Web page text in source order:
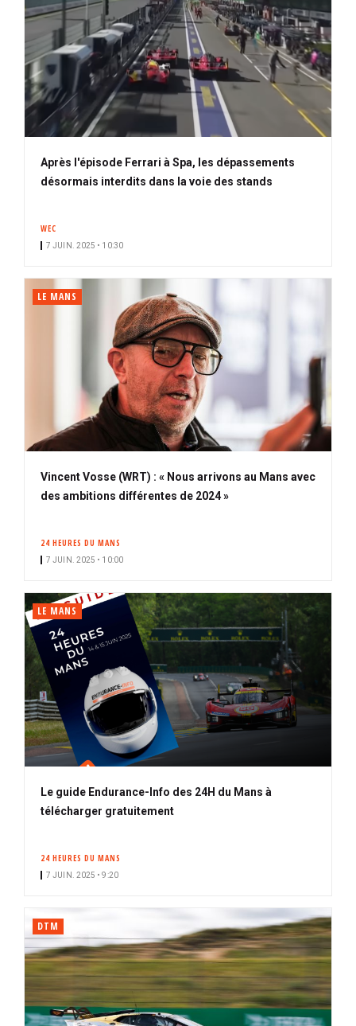
Après l'épisode Ferrari à Spa, les dépassements
désormais interdits dans la voie des stands
WEC
7 JUIN. 2025 • 10:30
LE MANS
Vincent Vosse (WRT) : « Nous arrivons au Mans avec
des ambitions différentes de 2024 »
24 HEURES DU MANS
7 JUIN. 2025 • 10:00
LE MANS
Le guide Endurance-Info des 24H du Mans à
télécharger gratuitement
24 HEURES DU MANS
7 JUIN. 2025 • 9:20
DTM